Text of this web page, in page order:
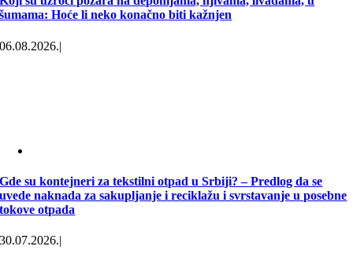
šumama: Hoće li neko konačno biti kažnjen
06.08.2026.|
Gde su kontejneri za tekstilni otpad u Srbiji? – Predlog da se
uvede naknada za sakupljanje i reciklažu i svrstavanje u posebne
tokove otpada
30.07.2026.|